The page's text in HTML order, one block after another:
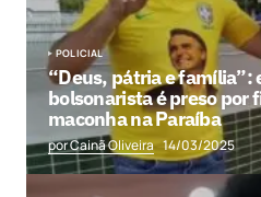
POLICIAL
“Deus, pátria e família”:
bolsonarista é preso por
maconha na Paraíba
por Cainã Oliveira 14/03/2025